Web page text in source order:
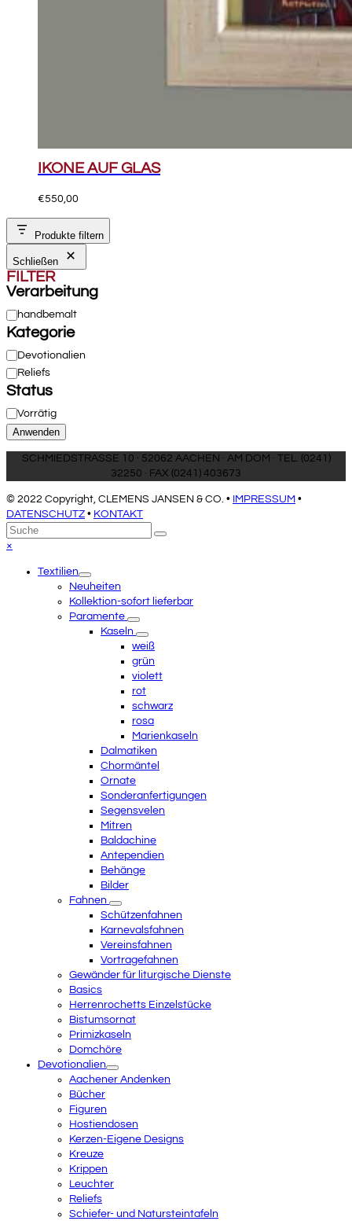
IKONE AUF GLAS
€550,00
Produkte filtern
Schließen
FILTER
Verarbeitung
Verarbeitung
handbemalt
Kategorie
Kategorie
Devotionalien
Reliefs
Status
Verfügbarkeit
Vorrätig
Anwenden
SCHMIEDSTRASSE 10 · 52062 AACHEN · AM DOM · TEL. (0241)
32250 · FAX (0241) 403673
© 2022 Copyright, CLEMENS JANSEN & CO. • IMPRESSUM •
DATENSCHUTZ • KONTAKT
An
den
scrollen
Suche
Senden
×
menuTextilien
Neuheiten
Kollektion-sofort lieferbar
Paramente
Kaseln
weiß
grün
violett
rot
schwarz
rosa
Marienkaseln
Dalmatiken
Chormäntel
Ornate
Sonderanfertigungen
Segensvelen
Mitren
Baldachine
Antependien
Behänge
Bilder
Fahnen
Schützenfahnen
Karnevalsfahnen
Vereinsfahnen
Vortragefahnen
Gewänder für liturgische Dienste
Basics
Herrenrochetts Einzelstücke
Bistumsornat
Primizkaseln
Domchöre
Devotionalien
Aachener Andenken
Bücher
Figuren
Hostiendosen
Kerzen-Eigene Designs
Kreuze
Krippen
Leuchter
Reliefs
Schiefer- und Natursteintafeln